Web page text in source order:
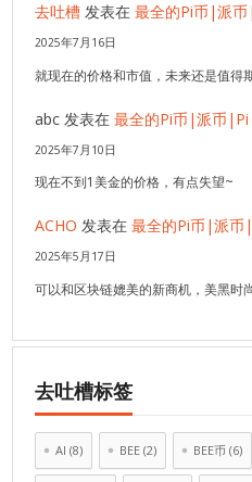
去吐槽 发表在最全的Pi币|派
2025年7月16日
就现在的价格和市值，未来还是值得
abc 发表在最全的Pi币|派币|Pi
2025年7月10日
现在不到1美金的价格，有点失望~
ACHO 发表在最全的Pi币|派币
2025年5月17日
可以和区块链媲美的新商机，美黑时
去吐槽标签
AI (8) BEE (2) BEE币 (6)